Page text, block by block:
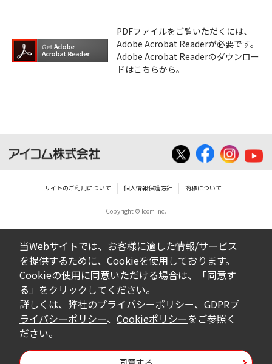
PDFファイルをご覧いただくには、
Adobe Acrobat Readerが必要です。
Adobe Acrobat Readerのダウンロー
ドはこちらから。
サイトのご利用について 個人情報保護方針 商標について
Copyright © Icom Inc.
当Webサイトでは、お客様に適した情報/サービス
を提供するために、Cookieを使用しております。
Cookieの使用に同意いただける場合は、「同意す
る」をクリックしてください。
詳しくは、弊社のプライバシーポリシー、 GDPRプ
ライバシーポリシー、 Cookieポリシーをご参照く
ださい。